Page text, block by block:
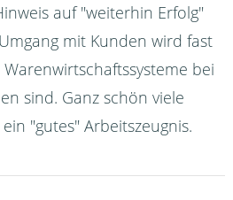
auf "weiterhin Erfolg"
mit Kunden wird fast
bei
sind. Ganz schön viele
"gutes" Arbeitszeugnis.